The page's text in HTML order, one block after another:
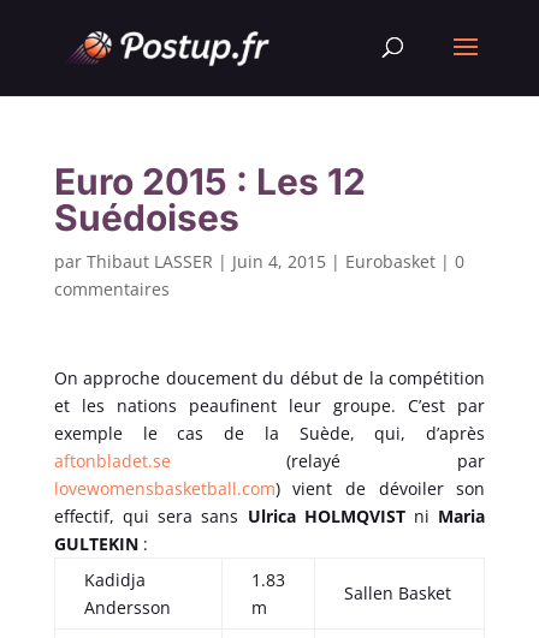
Euro 2015 : Les 12
Suédoises
par Thibaut LASSER | Juin 4, 2015| Eurobasket| 0
commentaires
On approche doucement du début de la compétition
et les nations peaufinent leur groupe. C’est par
exemple le cas de la Suède, qui, d’après
aftonbladet.se (relayé par
lovewomensbasketball.com) vient de dévoiler son
effectif, qui sera sans Ulrica HOLMQVISTni Maria
GULTEKIN:
Kadidja
Andersson
1.83
m
Sallen Basket